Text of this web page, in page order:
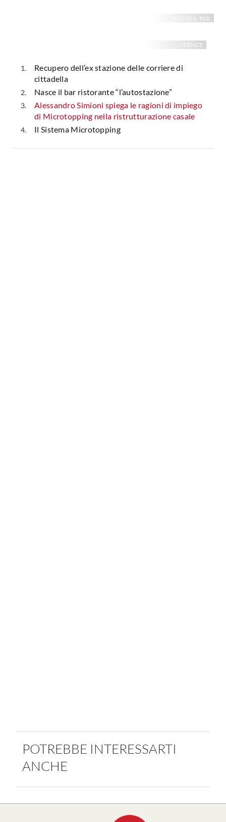
NAVIGA PER:
INDICE:
Recupero dell’ex stazione delle corriere di
cittadella
Nasce il bar ristorante “l’autostazione”
Alessandro Simioni spiega le ragioni di impiego
di Microtopping nella ristrutturazione casale
Il Sistema Microtopping
POTREBBE INTERESSARTI
ANCHE